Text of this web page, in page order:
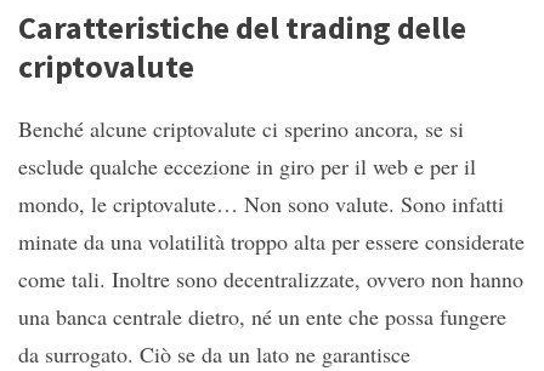
Caratteristiche del trading delle
criptovalute
Benché alcune criptovalute ci sperino ancora, se si
esclude qualche eccezione in giro per il web e per il
mondo, le criptovalute… Non sono valute. Sono infatti
minate da una volatilità troppo alta per essere considerate
come tali. Inoltre sono decentralizzate, ovvero non hanno
una banca centrale dietro, né un ente che possa fungere
da surrogato. Ciò se da un lato ne garantisce